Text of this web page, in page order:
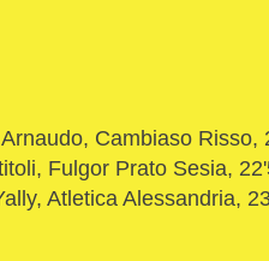
Cambiaso Risso,
Fulgor Prato Sesia,
Atletica Alessandria,